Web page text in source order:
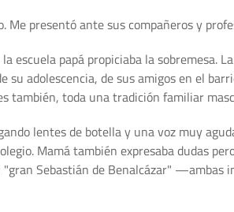
Me presentó ante sus compañeros y
papá propiciaba la sobremesa.
adolescencia, de sus amigos en el
también, toda una tradición familiar
lentes de botella y una voz muy
Mamá también expresaba dudas
Sebastián de Benalcázar"